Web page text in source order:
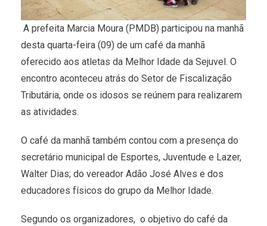
A prefeita Marcia Moura (PMDB) participou na manhã
desta quarta-feira (09) de um café da manhã
oferecido aos atletas da Melhor Idade da Sejuvel. O
encontro aconteceu atrás do Setor de Fiscalização
Tributária, onde os idosos se reúnem para realizarem
as atividades.
O café da manhã também contou com a presença do
secretário municipal de Esportes, Juventude e Lazer,
Walter Dias; do vereador Adão José Alves e dos
educadores físicos do grupo da Melhor Idade.
Segundo os organizadores, o objetivo do café da